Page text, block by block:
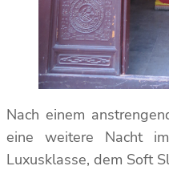
Nach einem
eine weitere Nacht
Luxusklasse, dem Soft